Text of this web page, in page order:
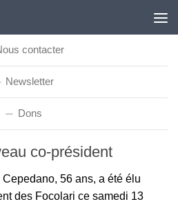
contacter
Newsletter
Dons
co-président
Cepedano, 56 ans, a été élu
des Focolari ce samedi 13